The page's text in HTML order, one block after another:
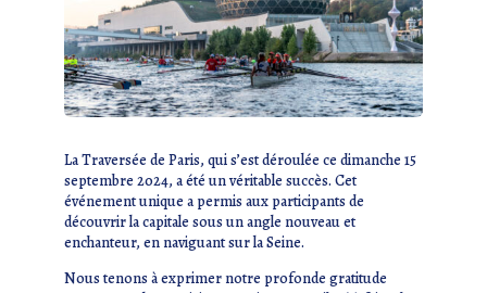
La Traversée de Paris, qui s’est déroulée ce dimanche 15
septembre 2024, a été un véritable succès. Cet
événement unique a permis aux participants de
découvrir la capitale sous un angle nouveau et
enchanteur, en naviguant sur la Seine.
Nous tenons à exprimer notre profonde gratitude